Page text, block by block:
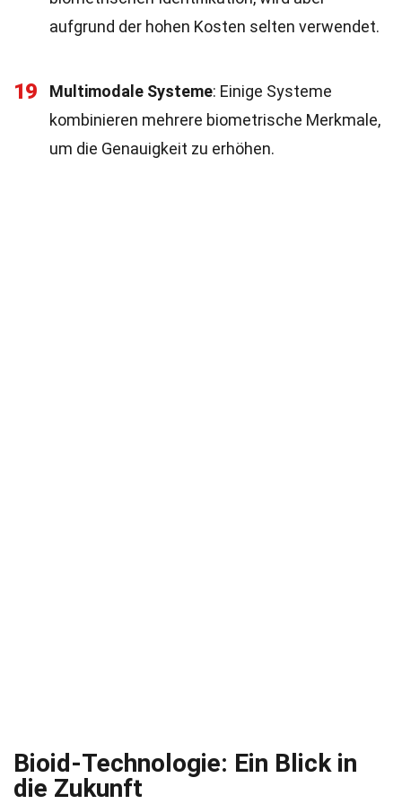
aufgrund der hohen Kosten selten verwendet.
19 Multimodale Systeme: Einige Systeme
kombinieren mehrere biometrische Merkmale,
um die Genauigkeit zu erhöhen.
Bioid-Technologie: Ein Blick in
die Zukunft